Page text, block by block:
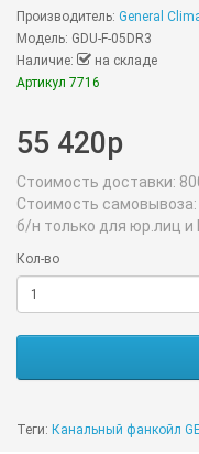
Производитель: General
Модель: GDU-F-05DR3
Наличие:
на складе
Артикул 7716
55 420р
Стоимость доставки:
Стоимость самовывоза:
б/н только для юр.лиц и
Кол-во
Теги: Канальный фанкойл